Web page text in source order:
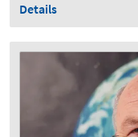
Details